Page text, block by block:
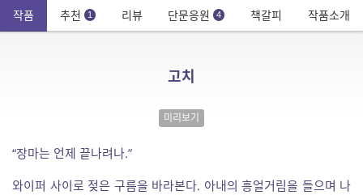
작품 추천 1 리뷰 단문응원 4 책갈피 작품소개
고치
미리보기
“장마는 언제 끝나려나.”
와이퍼 사이로 젖은 구름을 바라본다. 아내의 흥얼거림을 들으며 나